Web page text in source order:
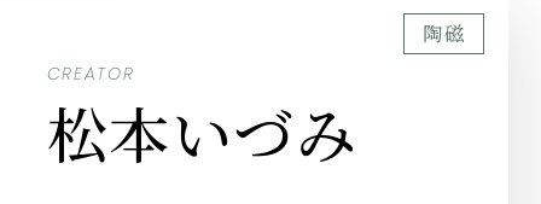
CREATOR
松本いづみ
陶磁